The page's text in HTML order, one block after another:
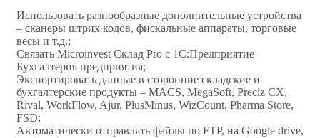
Использовать разнообразные дополнительные устройства
– сканеры штрих кодов, фискальные аппараты, торговые
весы и т.д.;
Связать Microinvest Склад Pro с 1С:Предприятие –
Бухгалтерия предприятия;
Экспортировать данные в сторонние складские и
бухгалтерские продукты – MACS, MegaSoft, Preciz CX,
Rival, WorkFlow, Ajur, PlusMinus, WizCount, Pharma Store,
FSD;
Автоматически отправлять файлы по FTP, на Google drive,